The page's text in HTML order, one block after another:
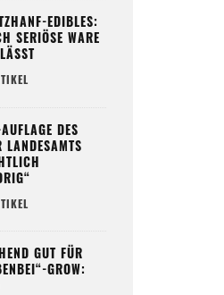
EDIBLES:
SERIÖSE WARE
DES
LANDESAMTS
GUT FÜR
GROW: